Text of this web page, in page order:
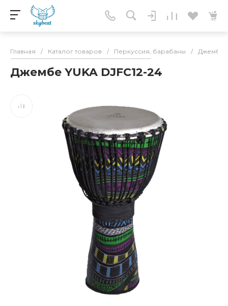
Главная / Каталог товаров / Перкуссия, барабаны / Джембе
Джембе YUKA DJFC12-24